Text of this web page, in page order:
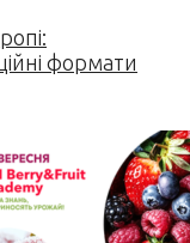
формати